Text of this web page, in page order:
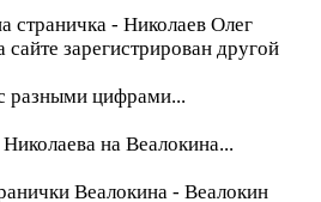
страничка - Николаев Олег
сайте зарегистрирован другой
разными цифрами...
на Веалокина...
Веалокина - Веалокин